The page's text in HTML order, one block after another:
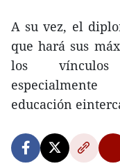
A su vez, el
que hará sus
los vínculos
educación